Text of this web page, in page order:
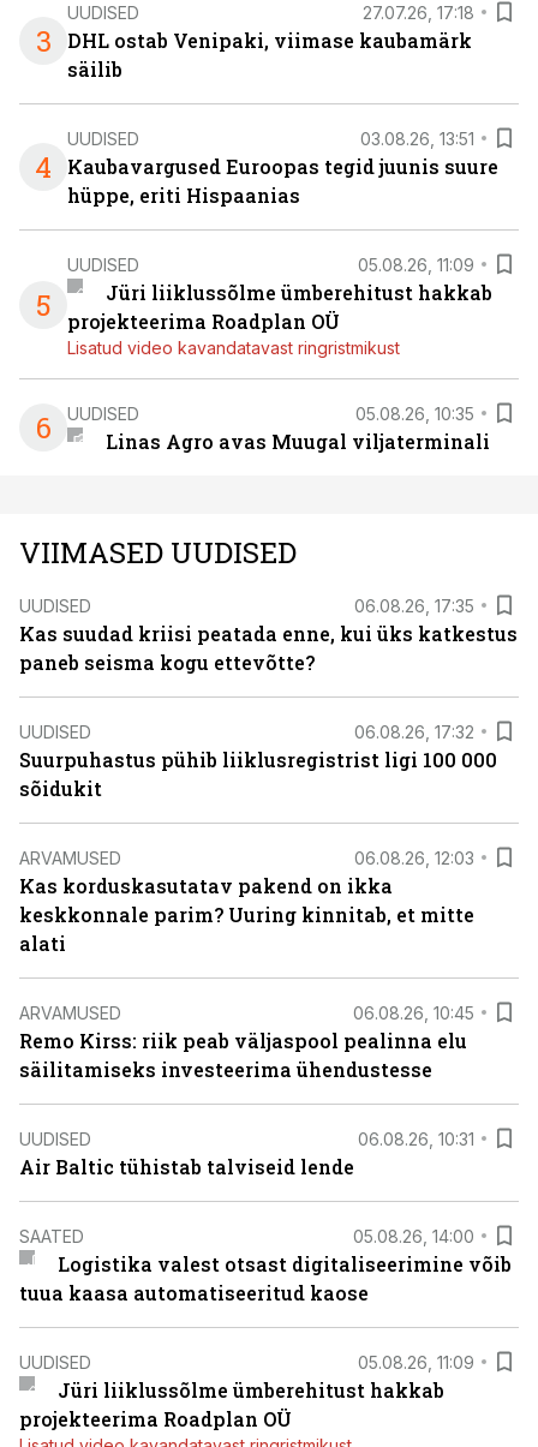
3
UUDISED 27.07.26, 17:18
DHL ostab Venipaki, viimase kaubamärk
säilib
4
UUDISED 03.08.26, 13:51
Kaubavargused Euroopas tegid juunis suure
hüppe, eriti Hispaanias
5
UUDISED 05.08.26, 11:09
Jüri liiklussõlme ümberehitust hakkab
projekteerima Roadplan OÜ
Lisatud video kavandatavast ringristmikust
6 UUDISED 05.08.26, 10:35
Linas Agro avas Muugal viljaterminali
VIIMASED UUDISED
UUDISED 06.08.26, 17:35
Kas suudad kriisi peatada enne, kui üks katkestus
paneb seisma kogu ettevõtte?
UUDISED 06.08.26, 17:32
Suurpuhastus pühib liiklusregistrist ligi 100 000
sõidukit
ARVAMUSED 06.08.26, 12:03
Kas korduskasutatav pakend on ikka
keskkonnale parim? Uuring kinnitab, et mitte
alati
ARVAMUSED 06.08.26, 10:45
Remo Kirss: riik peab väljaspool pealinna elu
säilitamiseks investeerima ühendustesse
UUDISED 06.08.26, 10:31
Air Baltic tühistab talviseid lende
SAATED 05.08.26, 14:00
Logistika valest otsast digitaliseerimine võib
tuua kaasa automatiseeritud kaose
UUDISED 05.08.26, 11:09
Jüri liiklussõlme ümberehitust hakkab
projekteerima Roadplan OÜ